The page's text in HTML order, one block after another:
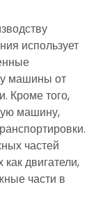
использует
машины от
Кроме того,
машину,
частей
двигатели,
части в